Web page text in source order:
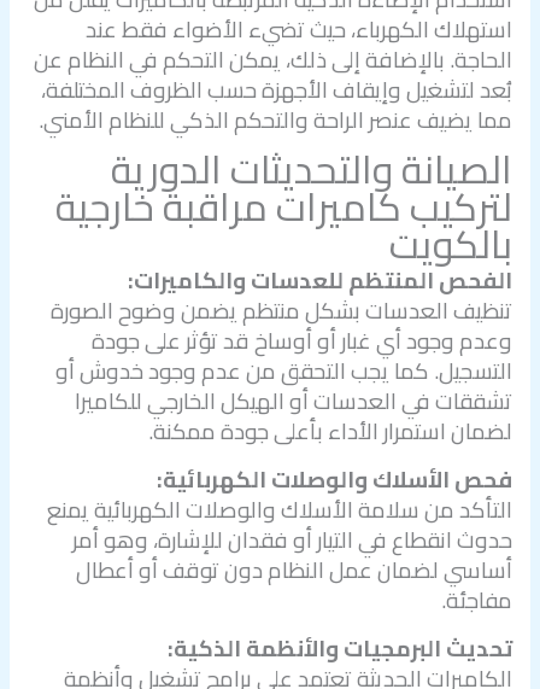
استهلاك الكهرباء، حيث تضيء الأضواء فقط عند
الحاجة. بالإضافة إلى ذلك، يمكن التحكم في النظام عن
بُعد لتشغيل وإيقاف الأجهزة حسب الظروف المختلفة،
مما يضيف عنصر الراحة والتحكم الذكي للنظام الأمني.
الصيانة والتحديثات الدورية
لتركيب كاميرات مراقبة خارجية
بالكويت
الفحص المنتظم للعدسات والكاميرات:
تنظيف العدسات بشكل منتظم يضمن وضوح الصورة
وعدم وجود أي غبار أو أوساخ قد تؤثر على جودة
التسجيل. كما يجب التحقق من عدم وجود خدوش أو
تشققات في العدسات أو الهيكل الخارجي للكاميرا
لضمان استمرار الأداء بأعلى جودة ممكنة.
فحص الأسلاك والوصلات الكهربائية:
التأكد من سلامة الأسلاك والوصلات الكهربائية يمنع
حدوث انقطاع في التيار أو فقدان للإشارة، وهو أمر
أساسي لضمان عمل النظام دون توقف أو أعطال
مفاجئة.
تحديث البرمجيات والأنظمة الذكية:
الكاميرات الحديثة تعتمد على برامج تشغيل وأنظمة